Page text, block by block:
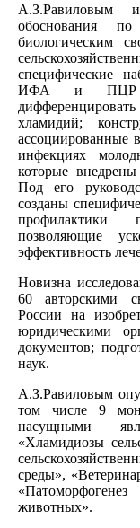
А.З.Равиловым
обоснования
биологическим
специфические
ИФА и ПЦР –
хламидий;
ассоциированные
инфекциях
которые
Под его
созданы
профилактики
позволяющие
эффективность
Новизна
60 авторскими
России на
юридическими
документов;
наук.
А.З.Равиловым
том числе 9
насущными
«Хламидиозы
среды»,
животных».